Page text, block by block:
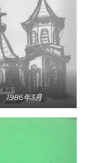
1986年3月